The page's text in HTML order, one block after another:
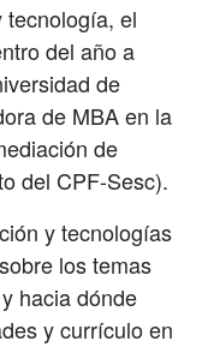
tecnología, el
del año a
de
de MBA en la
de
del CPF-Sesc).
y tecnologías
los temas
hacia dónde
y currículo en